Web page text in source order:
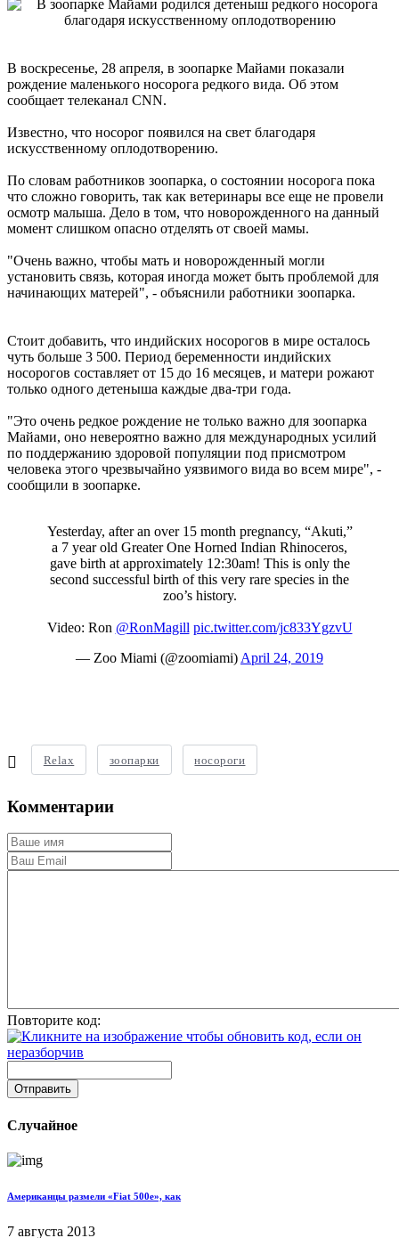
В воскресенье, 28 апреля, в зоопарке Майами показали
рождение маленького носорога редкого вида. Об этом
сообщает телеканал CNN.
Известно, что носорог появился на свет благодаря
искусственному оплодотворению.
По словам работников зоопарка, о состоянии носорога пока
что сложно говорить, так как ветеринары все еще не провели
осмотр малыша. Дело в том, что новорожденного на данный
момент слишком опасно отделять от своей мамы.
"Очень важно, чтобы мать и новорожденный могли
установить связь, которая иногда может быть проблемой для
начинающих матерей", - объяснили работники зоопарка.
Стоит добавить, что индийских носорогов в мире осталось
чуть больше 3 500. Период беременности индийских
носорогов составляет от 15 до 16 месяцев, и матери рожают
только одного детеныша каждые два-три года.
"Это очень редкое рождение не только важно для зоопарка
Майами, оно невероятно важно для международных усилий
по поддержанию здоровой популяции под присмотром
человека этого чрезвычайно уязвимого вида во всем мире", -
сообщили в зоопарке.
Yesterday, after an over 15 month pregnancy, “Akuti,”
a 7 year old Greater One Horned Indian Rhinoceros,
gave birth at approximately 12:30am! This is only the
second successful birth of this very rare species in the
zoo’s history.
Video: Ron @RonMagill pic.twitter.com/jc833YgzvU
— Zoo Miami (@zoomiami) April 24, 2019
Relax зоопарки носороги
Комментарии
Повторите код:
Отправить
Случайное
Американцы размели «Fiat 500e», как
7 августа 2013